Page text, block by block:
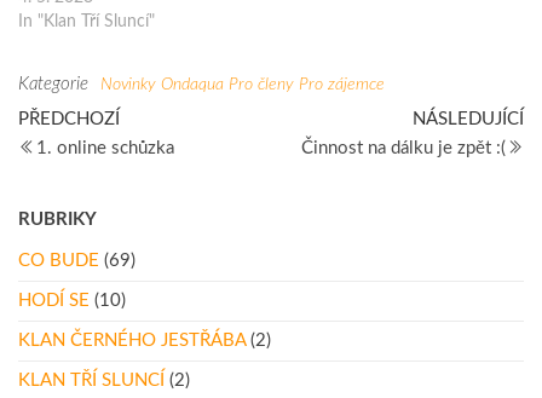
In "Klan Tří Sluncí"
Kategorie Novinky Ondaqua Pro členy Pro zájemce
Navigace
pro
příspěvek
Předchozí
článek
PŘEDCHOZÍ
1. online schůzka
NÁSLEDUJÍCÍ
Činnost na dálku je zpět :(
RUBRIKY
CO BUDE (69)
HODÍ SE (10)
KLAN ČERNÉHO JESTŘÁBA(2)
KLAN TŘÍ SLUNCÍ (2)